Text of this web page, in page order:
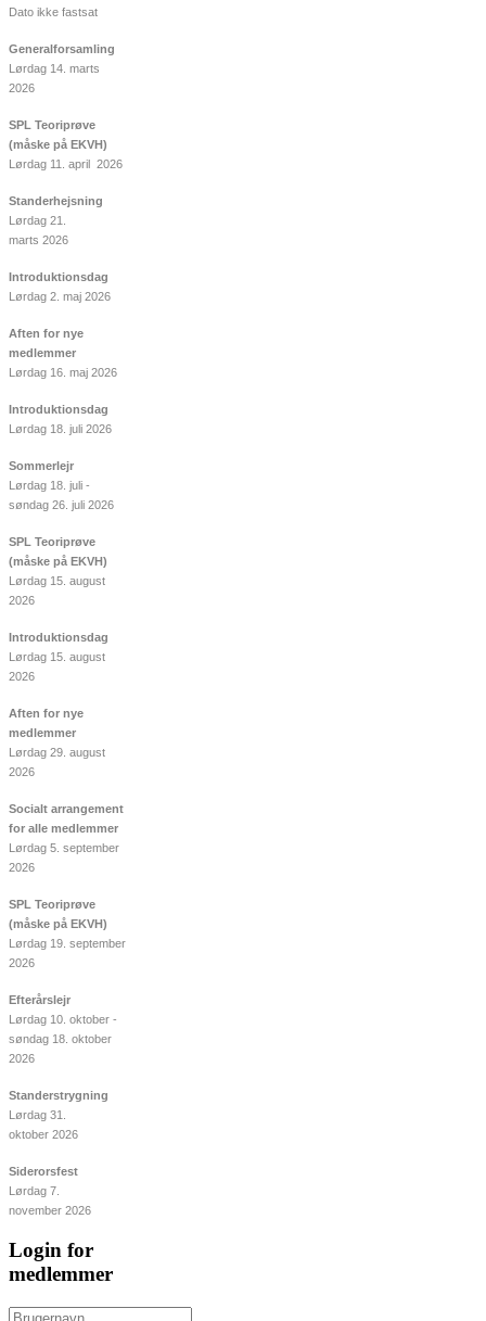
Dato ikke fastsat
Generalforsamling
Lørdag 14. marts
2026
SPL Teoriprøve
(måske på EKVH)
Lørdag 11. april 2026
Standerhejsning
Lørdag 21.
marts 2026
Introduktionsdag
Lørdag 2. maj 2026
Aften for nye
medlemmer
Lørdag 16. maj 2026
Introduktionsdag
Lørdag 18. juli 2026
Sommerlejr
Lørdag 18. juli -
søndag 26. juli 2026
SPL Teoriprøve
(måske på EKVH)
Lørdag 15. august
2026
Introduktionsdag
Lørdag 15. august
2026
Aften for nye
medlemmer
Lørdag 29. august
2026
Socialt arrangement
for alle medlemmer
Lørdag 5. september
2026
SPL Teoriprøve
(måske på EKVH)
Lørdag 19. september
2026
Efterårslejr
Lørdag 10. oktober -
søndag 18. oktober
2026
Standerstrygning
Lørdag 31.
oktober 2026
Siderorsfest
Lørdag 7.
november 2026
Login for
medlemmer